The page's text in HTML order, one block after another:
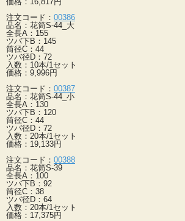
注文コード： 00386
品名：花筒S-44_大
全長A：155
ツバ下B：145
筒径C：44
ツバ径D：72
入数：10本/1セット
価格：9,996円
注文コード： 00387
品名：花筒S-44_小
全長A：130
ツバ下B：120
筒径C：44
ツバ径D：72
入数：20本/1セット
価格：19,133円
注文コード： 00388
品名：花筒S-39
全長A：100
ツバ下B：92
筒径C：38
ツバ径D：64
入数：20本/1セット
価格：17,375円